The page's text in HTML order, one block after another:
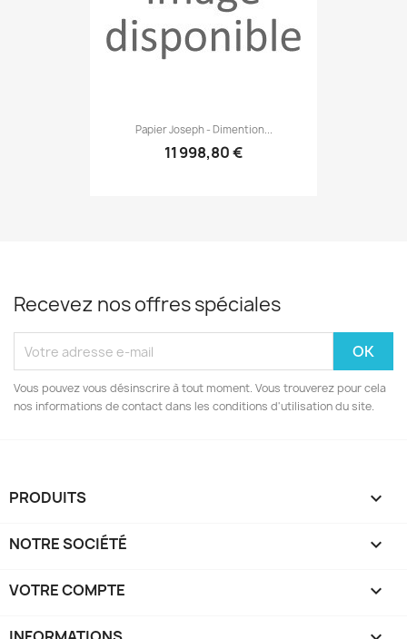
Papier Joseph - Dimention...
11 998,80 €
Recevez nos offres spéciales
Vous pouvez vous désinscrire à tout moment. Vous trouverez pour cela
nos informations de contact dans les conditions d'utilisation du site.
PRODUITS 
NOTRE SOCIÉTÉ 
VOTRE COMPTE 